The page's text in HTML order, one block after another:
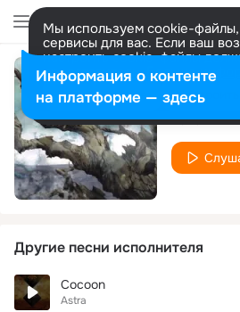
Мы используем cookie-файлы,
сервисы для вас. Если ваш
настроить cookie-файлы
представитель. Больше
Разрешить все Настроить
Astra
Другие песни исполнителя
Cocoon
Astra
Информация о контенте
на платформе — здесь